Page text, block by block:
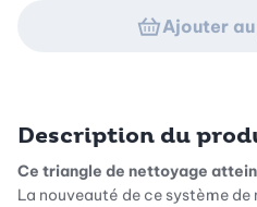
Ajouter
Description du
Ce triangle de nettoyage
La nouveauté de ce système